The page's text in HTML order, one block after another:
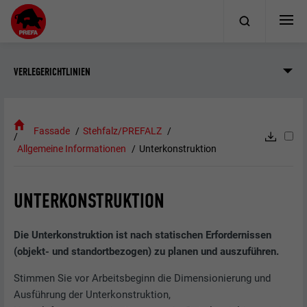
VERLEGERICHTLINIEN
Fassade
Stehfalz/PREFALZ
Allgemeine Informationen
Unterkonstruktion
UNTERKONSTRUKTION
Die Unterkonstruktion ist nach statischen Erfordernissen
(objekt- und standortbezogen) zu planen und auszuführen.
Stimmen Sie vor Arbeitsbeginn die Dimensionierung und
Ausführung der Unterkonstruktion,